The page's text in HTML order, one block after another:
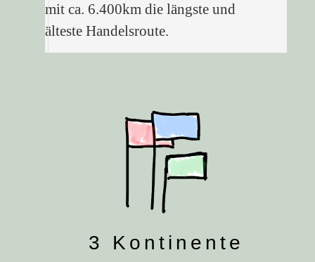
mit ca. 6.400km die längste und
älteste Handelsroute.
3 Kontinente